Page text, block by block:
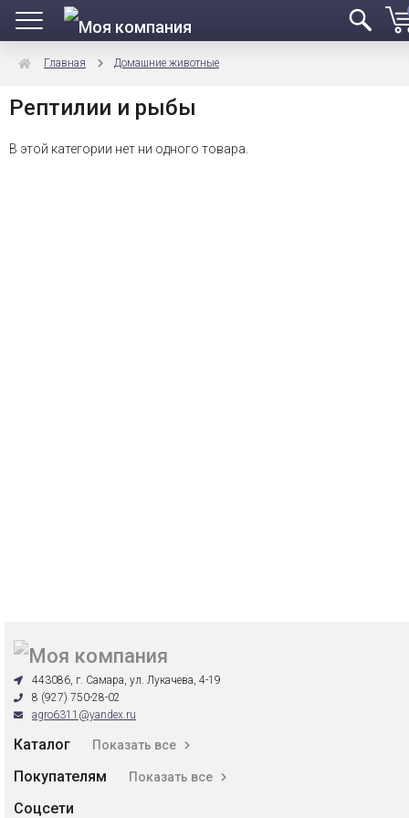
Главная Домашние животные
Рептилии и рыбы
В этой категории нет ни одного товара.
443086, г. Самара, ул. Лукачева, 4-19
8 (927) 750-28-02
agro6311@yandex.ru
Каталог Показать все
Покупателям Показать все
Соцсети